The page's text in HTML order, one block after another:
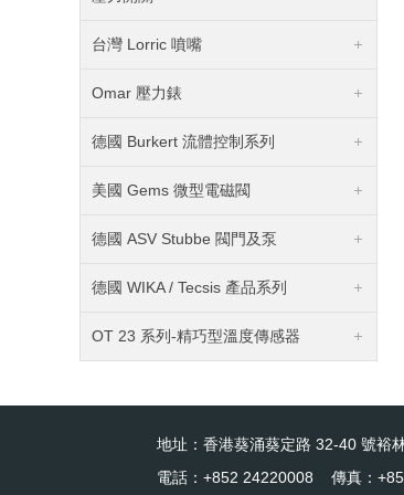
台灣 Lorric 噴嘴
Omar 壓力錶
德國 Burkert 流體控制系列
美國 Gems 微型電磁閥
德國 ASV Stubbe 閥門及泵
德國 WIKA / Tecsis 產品系列
OT 23 系列-精巧型溫度傳感器
地址：香港葵涌葵定路 32-40 號裕
電話：+852 24220008 傳真：